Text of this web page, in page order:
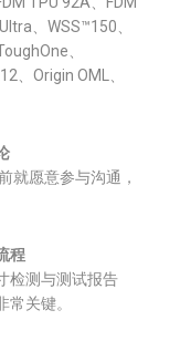
、WSS™150、
、
、Origin OML、
就愿意参与沟通，
程
检测与测试报告
关键。